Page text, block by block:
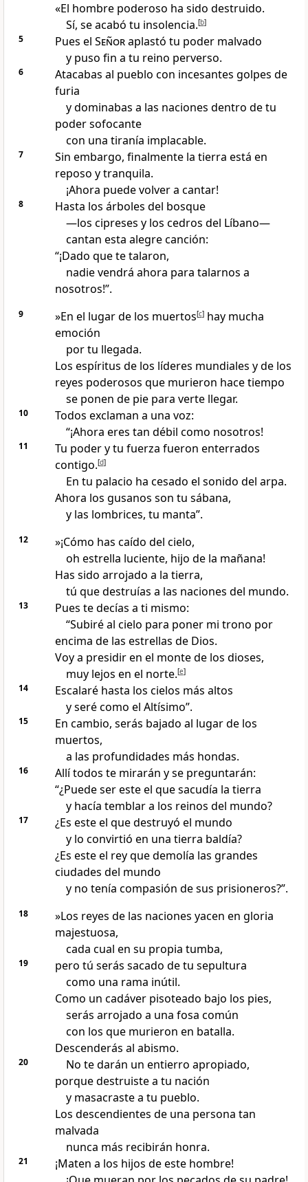
«El hombre poderoso ha sido destruido.
Sí, se acabó tu insolencia.[b]
5 Pues el Señoraplastó tu poder malvado
y puso fin a tu reino perverso.
6
Atacabas al pueblo con incesantes golpes de
furia
y dominabas a las naciones dentro de tu
poder sofocante
con una tiranía implacable.
7
Sin embargo, finalmente la tierra está en
reposo y tranquila.
¡Ahora puede volver a cantar!
8
Hasta los árboles del bosque
—los cipreses y los cedros del Líbano—
cantan esta alegre canción:
“¡Dado que te talaron,
nadie vendrá ahora para talarnos a
nosotros!”.
9 »En el lugar de los muertos[c]hay mucha
emoción
por tu llegada.
Los espíritus de los líderes mundiales y de los
reyes poderosos que murieron hace tiempo
se ponen de pie para verte llegar.
10
Todos exclaman a una voz:
“¡Ahora eres tan débil como nosotros!
11
Tu poder y tu fuerza fueron enterrados
contigo.[d]
En tu palacio ha cesado el sonido del arpa.
Ahora los gusanos son tu sábana,
y las lombrices, tu manta”.
12
»¡Cómo has caído del cielo,
oh estrella luciente, hijo de la mañana!
Has sido arrojado a la tierra,
tú que destruías a las naciones del mundo.
13
Pues te decías a ti mismo:
“Subiré al cielo para poner mi trono por
encima de las estrellas de Dios.
Voy a presidir en el monte de los dioses,
muy lejos en el norte.[e]
14
Escalaré hasta los cielos más altos
y seré como el Altísimo”.
15
En cambio, serás bajado al lugar de los
muertos,
a las profundidades más hondas.
16
Allí todos te mirarán y se preguntarán:
“¿Puede ser este el que sacudía la tierra
y hacía temblar a los reinos del mundo?
17
¿Es este el que destruyó el mundo
y lo convirtió en una tierra baldía?
¿Es este el rey que demolía las grandes
ciudades del mundo
y no tenía compasión de sus prisioneros?”.
18
»Los reyes de las naciones yacen en gloria
majestuosa,
cada cual en su propia tumba,
19
pero tú serás sacado de tu sepultura
como una rama inútil.
Como un cadáver pisoteado bajo los pies,
serás arrojado a una fosa común
con los que murieron en batalla.
Descenderás al abismo.
20
No te darán un entierro apropiado,
porque destruiste a tu nación
y masacraste a tu pueblo.
Los descendientes de una persona tan
malvada
nunca más recibirán honra.
21
¡Maten a los hijos de este hombre!